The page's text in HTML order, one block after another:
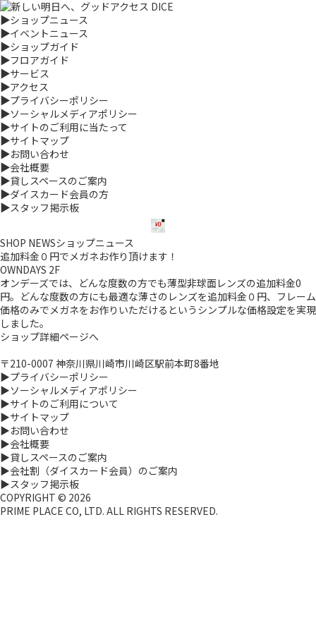
▶ショップニュース
▶イベントニュース
▶ショップガイド
▶フロアガイド
▶サービス
▶アクセス
▶プライバシーポリシー
▶ソーシャルメディアポリシー
▶サイトのご利用に当たって
▶サイトマップ
▶お問い合わせ
▶会社概要
▶貸しスペースのご案内
▶ダイスカード会員の方
▶スタッフ掲示板
SHOP NEWSショップニュース
追加料金０円でメガネお作り頂けます！
OWNDAYS 2F
オンデーズでは、どんな度数の方でも薄型非球面レンズの追加料金0
円。どんな度数の方にも最適な薄さのレンズを追加料金０円、フレーム
価格のみでメガネをお作りいただけるというシンプルな価格設定を実現
しました。
ショップ詳細ページへ
〒210-0007 神奈川県川崎市川崎区駅前本町8番地
▶プライバシーポリシー
▶ソーシャルメディアポリシー
▶サイトのご利用について
▶サイトマップ
▶お問い合わせ
▶会社概要
▶貸しスペースのご案内
▶会社割（ダイスカード会員）のご案内
▶スタッフ掲示板
COPYRIGHT © 2026
PRIME PLACE CO, LTD. ALL RIGHTS RESERVED.